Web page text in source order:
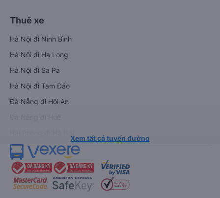
Thuê xe
Hà Nội đi Ninh Bình
Hà Nội đi Hạ Long
Hà Nội đi Sa Pa
Hà Nội đi Tam Đảo
Đà Nẵng đi Hội An
Xem tất cả tuyến đường